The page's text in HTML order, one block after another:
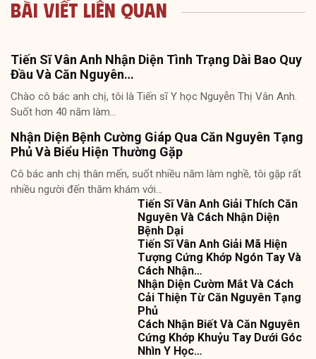
Bài Viết Liên Quan
Tiến Sĩ Vân Anh Nhận Diện Tình Trạng Dài Bao Quy
Đầu Và Căn Nguyên…
Chào cô bác anh chị, tôi là Tiến sĩ Y học Nguyễn Thị Vân Anh.
Suốt hơn 40 năm làm…
Nhận Diện Bệnh Cường Giáp Qua Căn Nguyên Tạng
Phủ Và Biểu Hiện Thường Gặp
Cô bác anh chị thân mến, suốt nhiều năm làm nghề, tôi gặp rất
nhiều người đến thăm khám với…
Tiến Sĩ Vân Anh Giải Thích Căn
Nguyên Và Cách Nhận Diện
Bệnh Dại
Tiến Sĩ Vân Anh Giải Mã Hiện
Tượng Cứng Khớp Ngón Tay Và
Cách Nhận…
Nhận Diện Cườm Mắt Và Cách
Cải Thiện Từ Căn Nguyên Tạng
Phủ
Cách Nhận Biết Và Căn Nguyên
Cứng Khớp Khuỷu Tay Dưới Góc
Nhìn Y Học…